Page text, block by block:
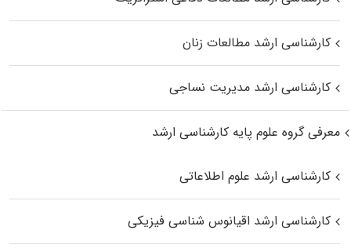
کارشناسی ارشد مطالعات زنان
کارشناسی ارشد مدیریت نساجی
معرفی گروه علوم پایه کارشناسی ارشد
کارشناسی ارشد علوم اطلاعاتی
کارشناسی ارشد اقیانوس‌ شناسی فیزیکی